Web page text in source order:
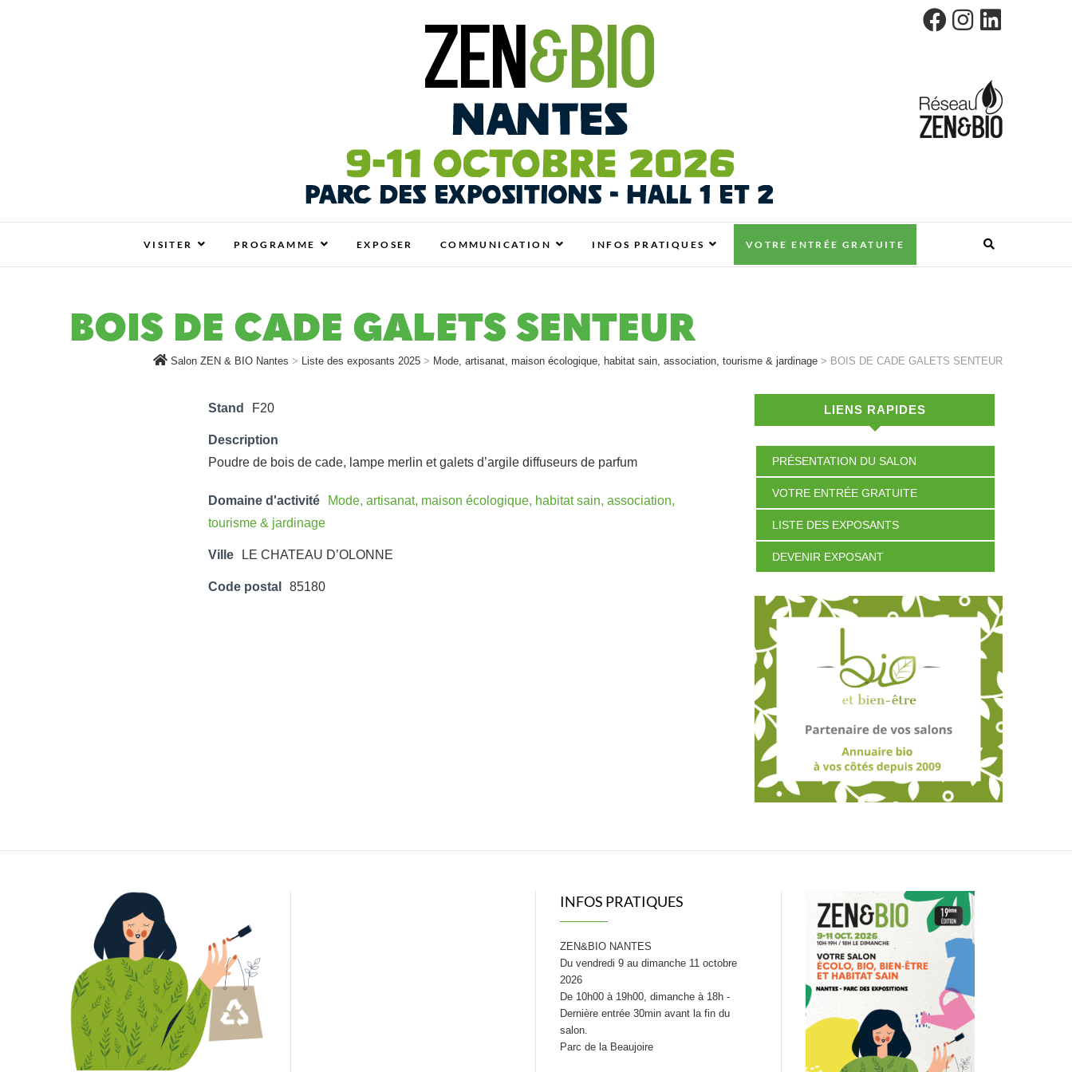
Salon ZEN & BIO Nantes
SALON ZEN & BIO NANTES : VOTRE SALON BIO, BIEN-ÊTRE ET HABITAT SAIN
VISITER PROGRAMME EXPOSER COMMUNICATION INFOS PRATIQUES VOTRE ENTRÉE GRATUITE
BOIS DE CADE GALETS SENTEUR
Salon ZEN & BIO Nantes > Liste des exposants 2025 > Mode, artisanat, maison écologique, habitat sain, association, tourisme & jardinage > BOIS DE CADE GALETS SENTEUR
Stand F20
Description
Poudre de bois de cade, lampe merlin et galets d’argile diffuseurs de parfum
Domaine d'activité
Mode, artisanat, maison écologique, habitat sain, association,
tourisme & jardinage
Ville LE CHATEAU D’OLONNE
Code postal 85180
LIENS RAPIDES
PRÉSENTATION DU SALON
VOTRE ENTRÉE GRATUITE
LISTE DES EXPOSANTS
DEVENIR EXPOSANT
INFOS PRATIQUES
ZEN&BIO NANTES
Du vendredi 9 au dimanche 11 octobre
2026
De 10h00 à 19h00, dimanche à 18h -
Dernière entrée 30min avant la fin du
salon.
Parc de la Beaujoire